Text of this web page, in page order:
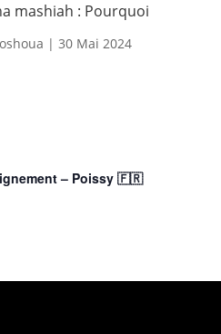
mashiah : Pourquoi
| 30 Mai 2024
– Poissy 🇫🇷